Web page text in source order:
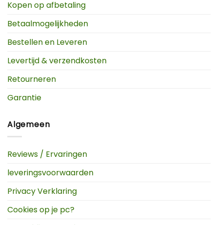
Kopen op afbetaling
Betaalmogelijkheden
Bestellen en Leveren
Levertijd & verzendkosten
Retourneren
Garantie
Algemeen
Reviews / Ervaringen
leveringsvoorwaarden
Privacy Verklaring
Cookies op je pc?